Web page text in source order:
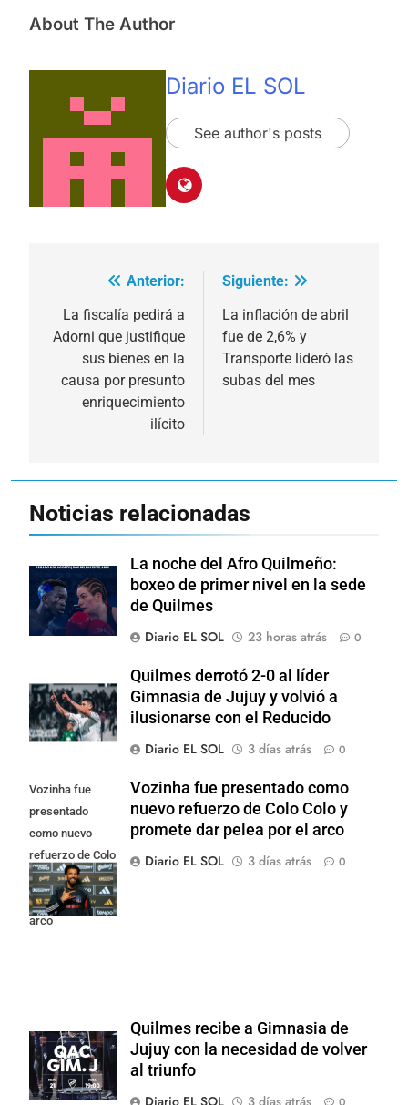
About The Author
Diario EL SOL
See author's posts
Navegación
de
entradas
Anterior:
La fiscalía pedirá a
Adorni que justifique
sus bienes en la
causa por presunto
enriquecimiento
ilícito
Siguiente:
La inflación de abril
fue de 2,6% y
Transporte lideró las
subas del mes
Noticias relacionadas
La noche del Afro Quilmeño:
boxeo de primer nivel en la sede
de Quilmes
Diario EL SOL
23 horas atrás 0
Quilmes derrotó 2-0 al líder
Gimnasia de Jujuy y volvió a
ilusionarse con el Reducido
Diario EL SOL
3 días atrás 0
Vozinha fue
presentado
como nuevo
refuerzo de Colo
Colo y promete
dar pelea por el
arco
Vozinha fue presentado como
nuevo refuerzo de Colo Colo y
promete dar pelea por el arco
Diario EL SOL
3 días atrás 0
Quilmes recibe a Gimnasia de
Jujuy con la necesidad de volver
al triunfo